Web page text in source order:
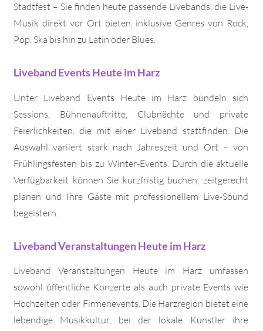
Stadtfest – Sie finden heute passende Livebands, die Live-
Musik direkt vor Ort bieten, inklusive Genres von Rock,
Pop, Ska bis hin zu Latin oder Blues.
Liveband Events Heute im Harz
Unter Liveband Events Heute im Harz bündeln sich
Sessions, Bühnenauftritte, Clubnächte und private
Feierlichkeiten, die mit einer Liveband stattfinden. Die
Auswahl variiert stark nach Jahreszeit und Ort – von
Frühlingsfesten bis zu Winter-Events. Durch die aktuelle
Verfügbarkeit können Sie kurzfristig buchen, zeitgerecht
planen und Ihre Gäste mit professionellem Live-Sound
begeistern.
Liveband Veranstaltungen Heute im Harz
Liveband Veranstaltungen Heute im Harz umfassen
sowohl öffentliche Konzerte als auch private Events wie
Hochzeiten oder Firmenevents. Die Harzregion bietet eine
lebendige Musikkultur, bei der lokale Künstler ihre